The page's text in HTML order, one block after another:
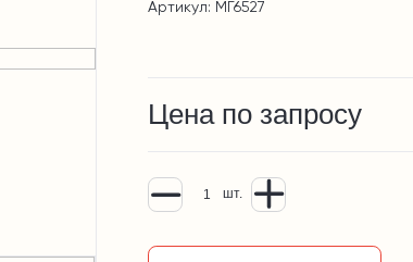
Артикул: МГ6527
Цена по запросу
шт.